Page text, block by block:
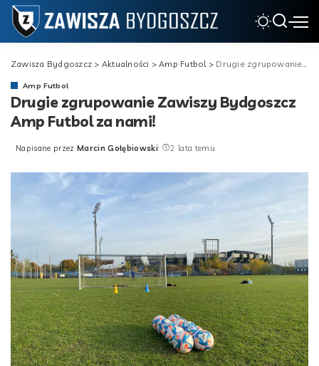
Zawisza Bydgoszcz > Aktualności >Amp Futbol> Drugie zgrupowanie Zawiszy Bydgoszcz Amp Futbol za nami!
Amp Futbol
Drugie zgrupowanie Zawiszy Bydgoszcz
Amp Futbol za nami!
Posted
Napisane przez Marcin Gołębiowski 2 lata temu